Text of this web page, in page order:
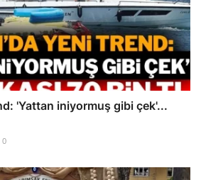
'Yattan iniyormuş gibi çek'...
0